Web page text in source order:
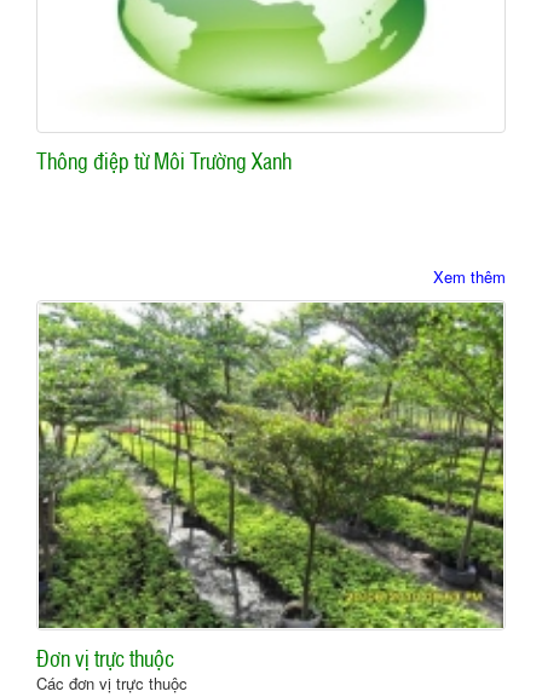
Thông điệp từ Môi Trường Xanh
Xem thêm
Đơn vị trực thuộc
Các đơn vị trực thuộc